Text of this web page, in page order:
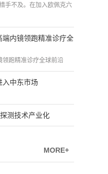
手不及。在加入欧佩克六
内镜领跑精准诊疗全
领跑精准诊疗全球前沿
入中东市场
测技术产业化
MORE+